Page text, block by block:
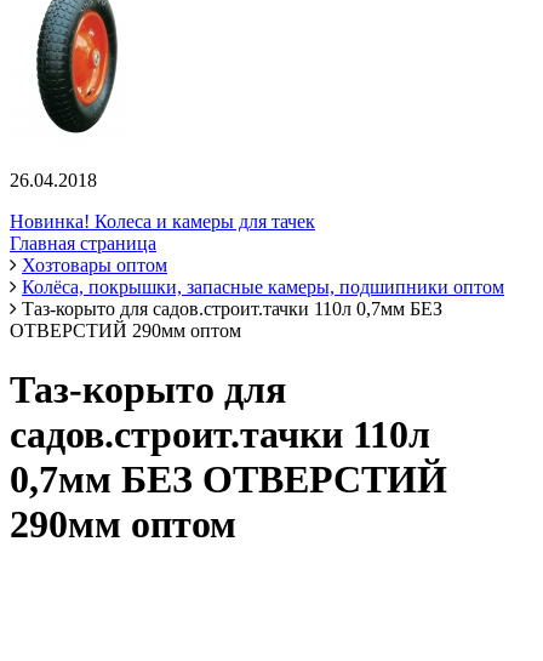
26.04.2018
Новинка! Колеса и камеры для тачек
Главная страница
Хозтовары оптом
Колёса, покрышки, запасные камеры, подшипники оптом
Таз-корыто для садов.строит.тачки 110л 0,7мм БЕЗ
ОТВЕРСТИЙ 290мм оптом
Таз-корыто для
садов.строит.тачки 110л
0,7мм БЕЗ ОТВЕРСТИЙ
290мм оптом